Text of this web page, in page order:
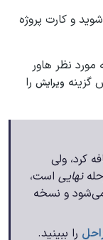
شوید و کارت پروژه
مورد نظر هاور
گزینه ویرایش را
کرد، ولی
نهایی است،
را ببینید.